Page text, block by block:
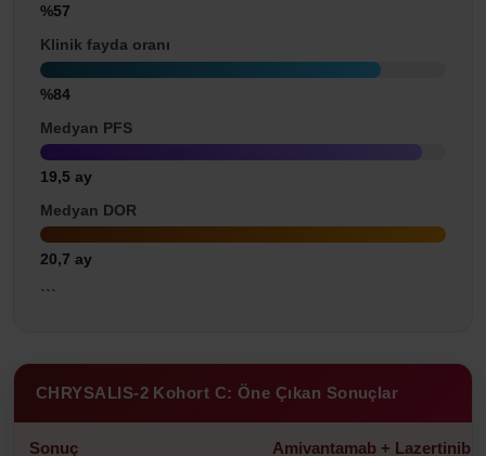
%57
Klinik fayda oranı
%84
Medyan PFS
19,5 ay
Medyan DOR
20,7 ay
```
CHRYSALIS-2 Kohort C: Öne Çıkan Sonuçlar
Sonuç Amivantamab + Lazertinib